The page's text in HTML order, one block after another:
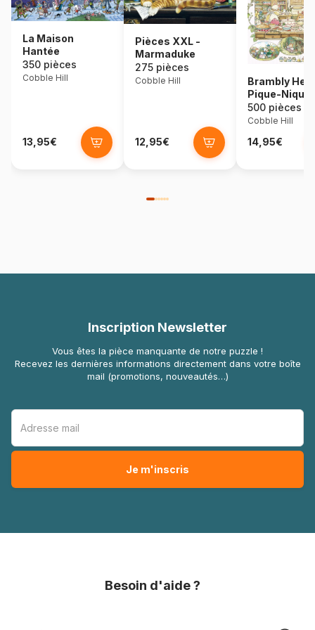
La Maison
Hantée
350 pièces
Cobble Hill
13,95€
Pièces XXL -
Marmaduke
275 pièces
Cobble Hill
12,95€
Brambly
Pique-Nique
500 pièces
Cobble Hill
14,95€
Inscription Newsletter
Vous êtes la pièce manquante de notre puzzle !
Recevez les dernières informations directement dans votre boîte
mail (promotions, nouveautés…)
Besoin d'aide ?